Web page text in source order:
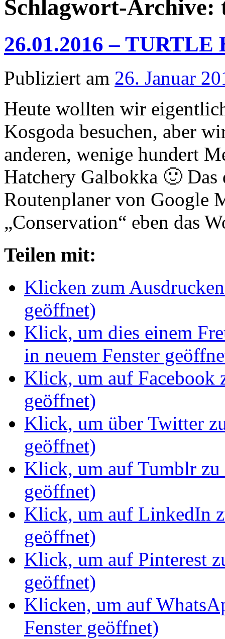
Schlagwort-Archive:
26.01.2016 –
Publiziert am 26. Januar
Heute wollten wir
Kosgoda besuchen, aber
anderen, wenige hundert
Hatchery Galbokka 🙂
Routenplaner von Google
„Conservation“ eben das
Teilen mit:
Klicken zum
geöffnet)
Klick, um dies einem
in neuem Fenster
Klick, um auf Facebook
geöffnet)
Klick, um über Twitter
geöffnet)
Klick, um auf Tumblr zu
geöffnet)
Klick, um auf LinkedIn
geöffnet)
Klick, um auf Pinterest
geöffnet)
Klicken, um auf
Fenster geöffnet)